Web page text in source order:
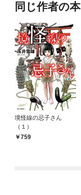
同じ作者の本
境怪線の忌子さん
（１）
759